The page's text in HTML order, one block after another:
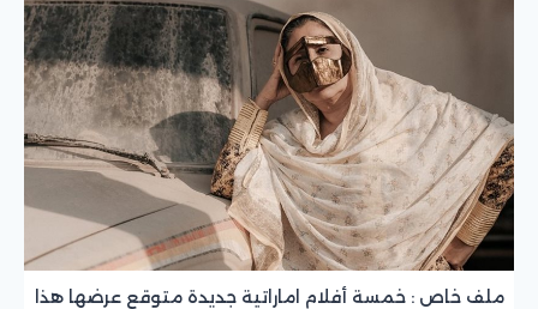
ملف خاص : خمسة أفلام اماراتية جديدة متوقع عرضها هذا